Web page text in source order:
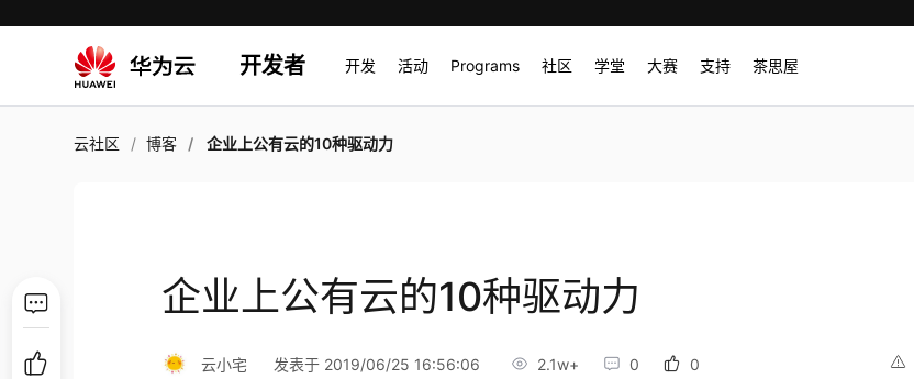
开发者 开发 活动 Programs 社区 学堂 大赛 支持 茶思屋
云社区 博客 企业上公有云的10种驱动力
企业上公有云的10种驱动力
云小宅 发表于 2019/06/25 16:56:06 2.1w+ 0 0